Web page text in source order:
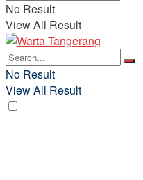
No Result
View All Result
No Result
View All Result